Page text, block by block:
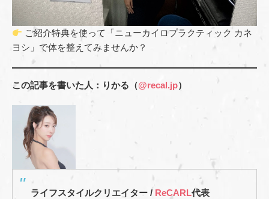
ご紹介特典を使って「ニューカイロプラクティック カネ
ヨシ」で体を整えてみませんか？
この記事を書いた人：りかる（@recal.jp）
ライフスタイルクリエイター / ReCARL代表